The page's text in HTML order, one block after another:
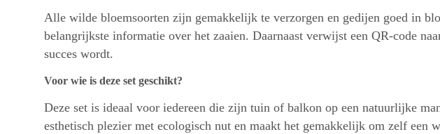
Alle wilde bloemsoorten zijn gemakkelijk te verzorgen en gedijen goed in
belangrijkste informatie over het zaaien. Daarnaast verwijst een QR-code
succes wordt.
Voor wie is deze set geschikt?
Deze set is ideaal voor iedereen die zijn tuin of balkon op een natuurlijke
esthetisch plezier met ecologisch nut en maakt het gemakkelijk om zelf een